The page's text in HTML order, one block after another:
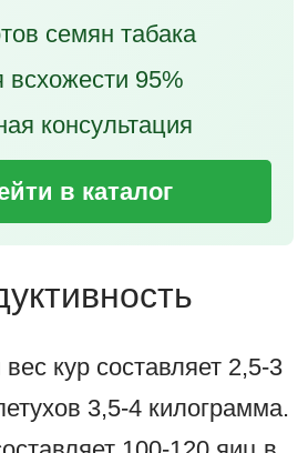
семян табака
всхожести 95%
консультация
в каталог
кур составляет 2,5-3
3,5-4 килограмма.